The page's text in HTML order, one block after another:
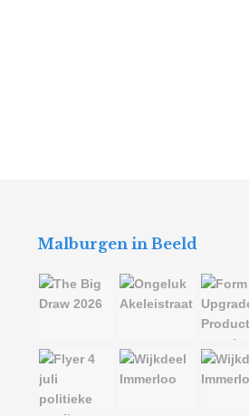
Malburgen in Beeld